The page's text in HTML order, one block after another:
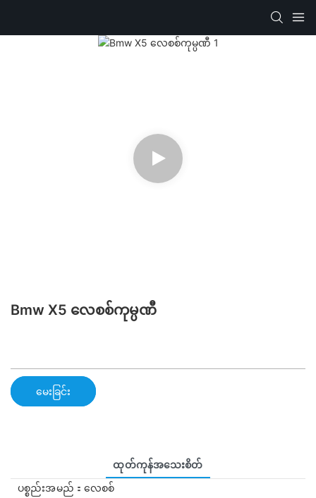
Bmw X5 လေစစ်ကုမ္ပဏီ
မေးခြင်း
ထုတ်ကုန်အသေးစိတ်
ပစ္စည်းအမည်：လေစစ်